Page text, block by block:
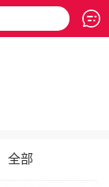
全部